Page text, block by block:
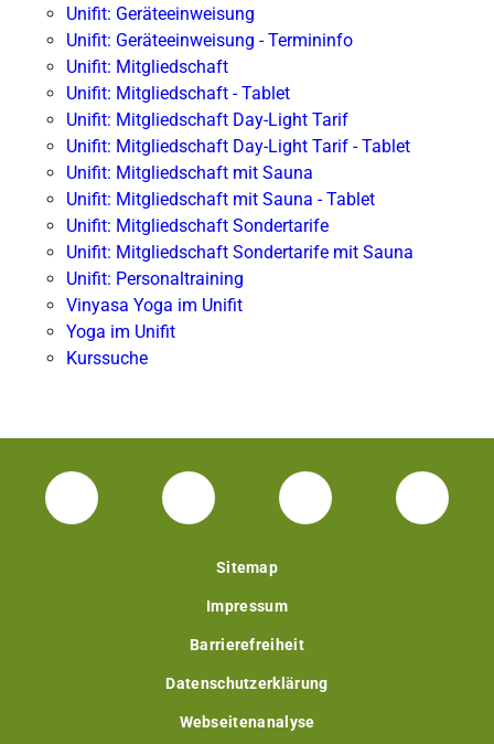
Unifit: Geräteeinweisung
Unifit: Geräteeinweisung - Termininfo
Unifit: Mitgliedschaft
Unifit: Mitgliedschaft - Tablet
Unifit: Mitgliedschaft Day-Light Tarif
Unifit: Mitgliedschaft Day-Light Tarif - Tablet
Unifit: Mitgliedschaft mit Sauna
Unifit: Mitgliedschaft mit Sauna - Tablet
Unifit: Mitgliedschaft Sondertarife
Unifit: Mitgliedschaft Sondertarife mit Sauna
Unifit: Personaltraining
Vinyasa Yoga im Unifit
Yoga im Unifit
Kurssuche
Facebook Unisport-Zentrum
Instagram Unisport-Zentrum
Youtube TU
Sitemap
Impressum
Barrierefreiheit
Datenschutzerklärung
Webseitenanalyse